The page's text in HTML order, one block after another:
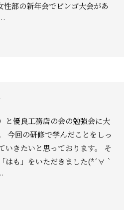
部の新年会でビンゴ大会があ
と優良工務店の会の勉強会に大
今回の研修で学んだことをしっ
いきたいと思っております。 そ
はも」をいただきました(*´∀｀